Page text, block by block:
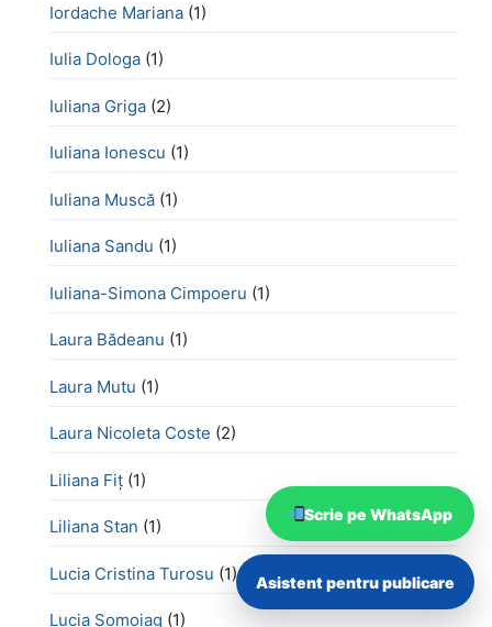
Iordache Mariana (1)
Iulia Dologa (1)
Iuliana Griga (2)
Iuliana Ionescu (1)
Iuliana Muscă (1)
Iuliana Sandu (1)
Iuliana-Simona Cimpoeru (1)
Laura Bădeanu (1)
Laura Mutu (1)
Laura Nicoleta Coste (2)
Liliana Fiț (1)
Liliana Stan (1)
Lucia Cristina Turosu (1)
Lucia Șomoiag (1)
Scrie pe WhatsApp
Asistent pentru publicare